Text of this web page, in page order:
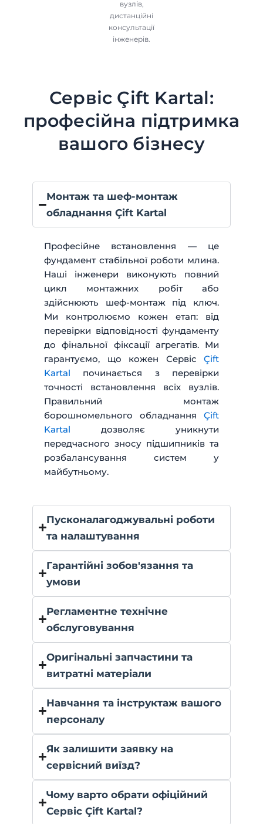
вузлів,
дистанційні
консультації
інженерів.
Сервіс Çift Kartal:
професійна підтримка
вашого бізнесу
Монтаж та шеф-монтаж
обладнання Çift Kartal
Професійне встановлення — це
фундамент стабільної роботи млина.
Наші інженери виконують повний
цикл монтажних робіт або
здійснюють шеф-монтаж під ключ.
Ми контролюємо кожен етап: від
перевірки відповідності фундаменту
до фінальної фіксації агрегатів. Ми
гарантуємо, що кожен Сервіс Çift
Kartal
починається з перевірки
точності встановлення всіх вузлів.
Правильний монтаж
борошномельного обладнання Çift
Kartal
дозволяє уникнути
передчасного зносу підшипників та
розбалансування систем у
майбутньому.
Пусконалагоджувальні роботи
та налаштування
Гарантійні зобов'язання та
умови
Регламентне технічне
обслуговування
Оригінальні запчастини та
витратні матеріали
Навчання та інструктаж вашого
персоналу
Як залишити заявку на
сервісний виїзд?
Чому варто обрати офіційний
Сервіс Çift Kartal?